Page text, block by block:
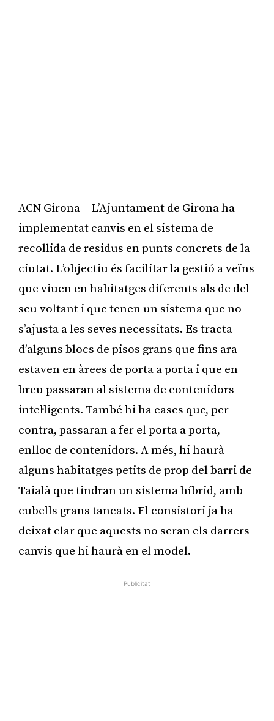
ACN Girona – L’Ajuntament de Girona ha
implementat canvis en el sistema de
recollida de residus en punts concrets de la
ciutat. L’objectiu és facilitar la gestió a veïns
que viuen en habitatges diferents als de del
seu voltant i que tenen un sistema que no
s’ajusta a les seves necessitats. Es tracta
d’alguns blocs de pisos grans que fins ara
estaven en àrees de porta a porta i que en
breu passaran al sistema de contenidors
intel·ligents. També hi ha cases que, per
contra, passaran a fer el porta a porta,
enlloc de contenidors. A més, hi haurà
alguns habitatges petits de prop del barri de
Taialà que tindran un sistema híbrid, amb
cubells grans tancats. El consistori ja ha
deixat clar que aquests no seran els darrers
canvis que hi haurà en el model.
Publicitat